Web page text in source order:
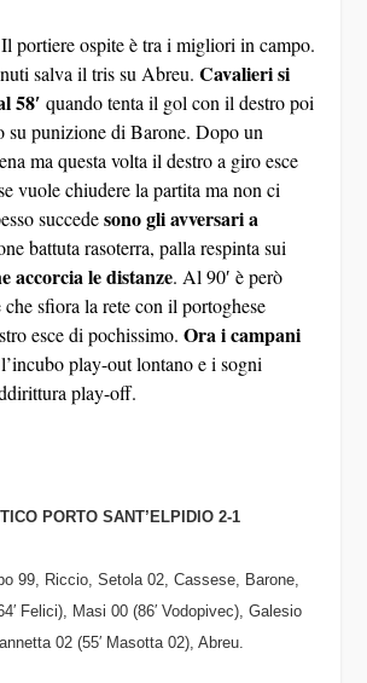
Il portiere ospite è tra i migliori in campo.
salva il tris su Abreu.Cavalieri si
58′ quando tenta il gol con il destro poi
su punizione di Barone. Dopo un
ma questa volta il destro a giro esce
vuole chiudere la partita ma non ci
succedesono gli avversari a
battuta rasoterra, palla respinta sui
accorcia le distanze. Al 90′ è però
sfiora la rete con il portoghese
esce di pochissimo.Ora i campani
play-out lontano e i sogni
play-off.
PORTO SANT’ELPIDIO 2-1
99 , Riccio, Setola02 , Cassese, Barone,
Felici), Masi00 (86′ Vodopivec), Galesio
02(55′ Masotta02), Abreu.